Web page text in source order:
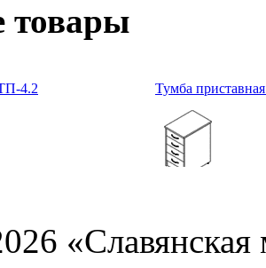
товары
4.2 Тумба
4543руб.
«Славянская